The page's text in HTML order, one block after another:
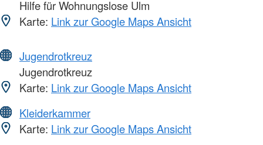
Hilfe für Wohnungslose Ulm
Karte: Link zur Google Maps Ansicht
Jugendrotkreuz
Jugendrotkreuz
Karte: Link zur Google Maps Ansicht
Kleiderkammer
Karte: Link zur Google Maps Ansicht